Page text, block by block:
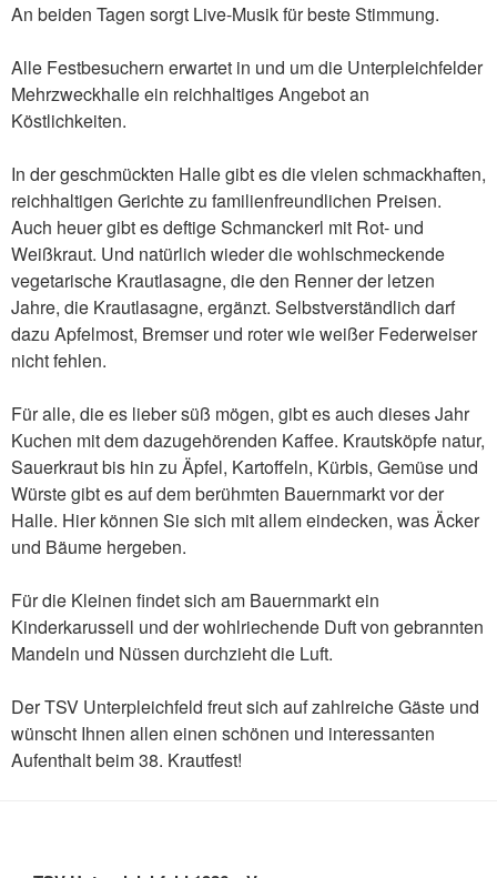
An beiden Tagen sorgt Live-Musik für beste Stimmung.
Alle Festbesuchern erwartet in und um die Unterpleichfelder
Mehrzweckhalle ein reichhaltiges Angebot an
Köstlichkeiten.
In der geschmückten Halle gibt es die vielen schmackhaften,
reichhaltigen Gerichte zu familienfreundlichen Preisen.
Auch heuer gibt es deftige Schmanckerl mit Rot- und
Weißkraut. Und natürlich wieder die wohlschmeckende
vegetarische Krautlasagne, die den Renner der letzen
Jahre, die Krautlasagne, ergänzt. Selbstverständlich darf
dazu Apfelmost, Bremser und roter wie weißer Federweiser
nicht fehlen.
Für alle, die es lieber süß mögen, gibt es auch dieses Jahr
Kuchen mit dem dazugehörenden Kaffee. Krautsköpfe natur,
Sauerkraut bis hin zu Äpfel, Kartoffeln, Kürbis, Gemüse und
Würste gibt es auf dem berühmten Bauernmarkt vor der
Halle. Hier können Sie sich mit allem eindecken, was Äcker
und Bäume hergeben.
Für die Kleinen findet sich am Bauernmarkt ein
Kinderkarussell und der wohlriechende Duft von gebrannten
Mandeln und Nüssen durchzieht die Luft.
Der TSV Unterpleichfeld freut sich auf zahlreiche Gäste und
wünscht Ihnen allen einen schönen und interessanten
Aufenthalt beim 38. Krautfest!